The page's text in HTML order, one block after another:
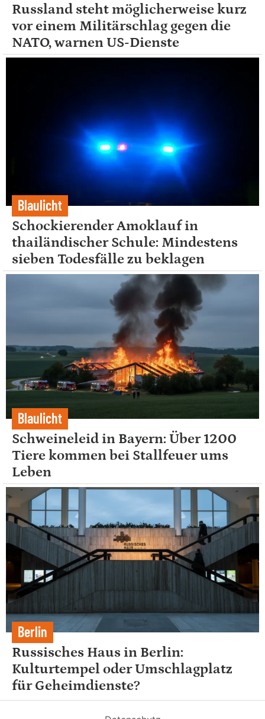
Russland steht möglicherweise kurz
vor einem Militärschlag gegen die
NATO, warnen US-Dienste
Blaulicht
Schockierender Amoklauf in
thailändischer Schule: Mindestens
sieben Todesfälle zu beklagen
Blaulicht
Schweineleid in Bayern: Über 1200
Tiere kommen bei Stallfeuer ums
Leben
Berlin
Russisches Haus in Berlin:
Kulturtempel oder Umschlagplatz
für Geheimdienste?